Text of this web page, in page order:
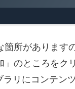
箇所があります
」のところをク
リにコンテン